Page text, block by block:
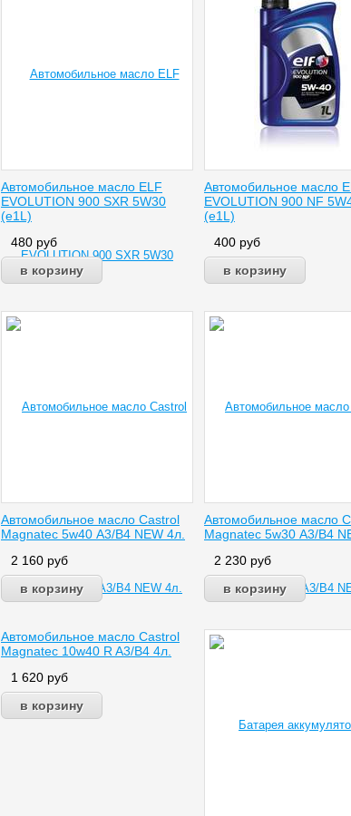
Автомобильное масло ELF
EVOLUTION 900 SXR 5W30
(e1L)
480 руб
Автомобильное масло
EVOLUTION 900 NF
(e1L)
400 руб
Автомобильное масло Castrol
Magnatec 5w40 А3/В4 NEW 4л.
2 160 руб
Автомобильное масло
Magnatec 5w30 А3/В4
2 230 руб
Автомобильное масло Castrol
Magnatec 10w40 R A3/B4 4л.
1 620 руб